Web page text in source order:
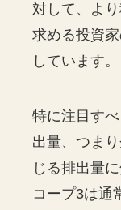
対して、よ
求める投資
しています。
特に注目す
出量、つま
じる排出量
コープ3は通